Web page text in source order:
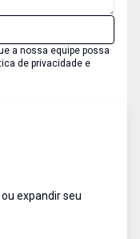
a nossa equipe possa
de privacidade e
expandir seu